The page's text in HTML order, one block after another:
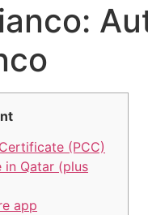
(PCC)
in Qatar (plus
app